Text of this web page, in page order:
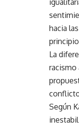
hacia
La
racismo
Según